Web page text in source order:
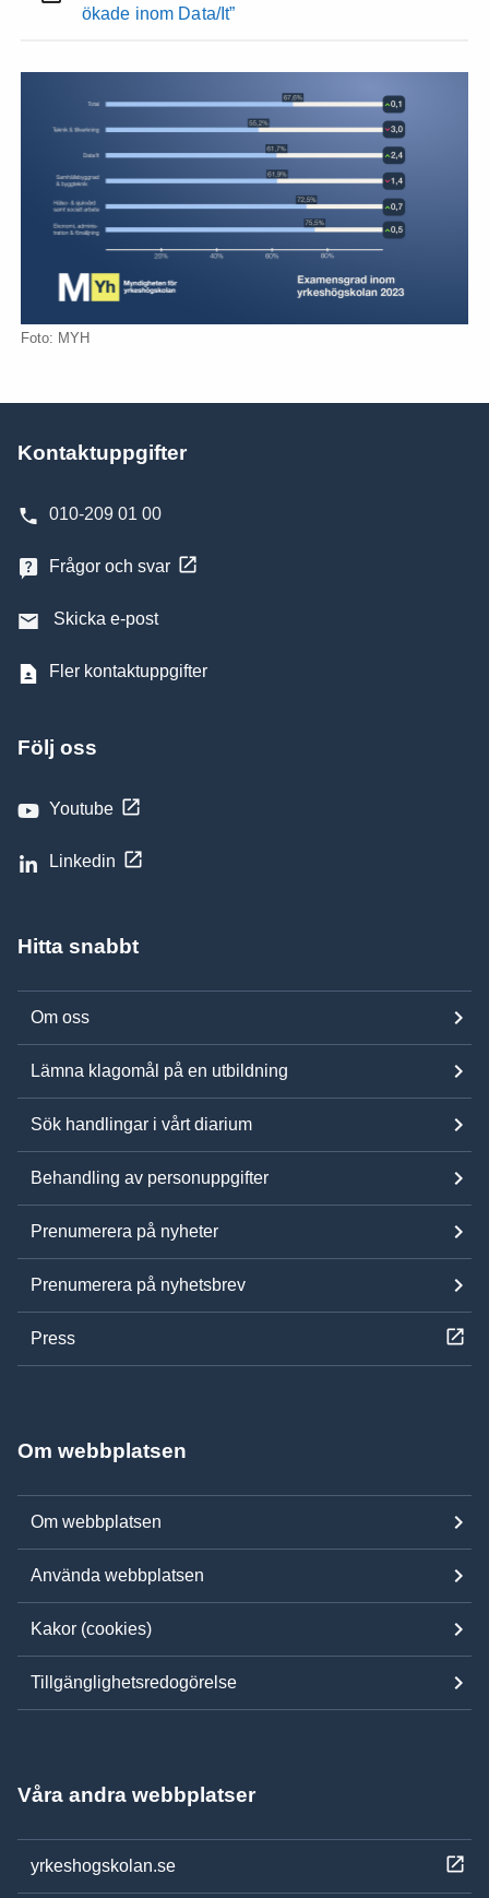
ökade inom Data/It”
Foto: MYH
Kontaktuppgifter
010-209 01 00
Frågor och svar
Skicka e-post
Fler kontaktuppgifter
Följ oss
Youtube
Linkedin
Hitta snabbt
Om oss
Lämna klagomål på en utbildning
Sök handlingar i vårt diarium
Behandling av personuppgifter
Prenumerera på nyheter
Prenumerera på nyhetsbrev
Press
Om webbplatsen
Om webbplatsen
Använda webbplatsen
Kakor (cookies)
Tillgänglighetsredogörelse
Våra andra webbplatser
yrkeshogskolan.se